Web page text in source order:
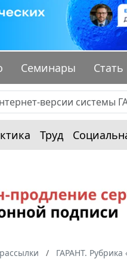
Семинары
Труд
ГАРАНТ. Рубрика